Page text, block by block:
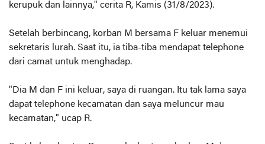
kerupuk dan lainnya," cerita R, Kamis (31/8/2023).
Setelah berbincang, korban M bersama F keluar menemui
sekretaris lurah. Saat itu, ia tiba-tiba mendapat telephone
dari camat untuk menghadap.
"Dia M dan F ini keluar, saya di ruangan. Itu tak lama saya
dapat telephone kecamatan dan saya meluncur mau
kecamatan," ucap R.